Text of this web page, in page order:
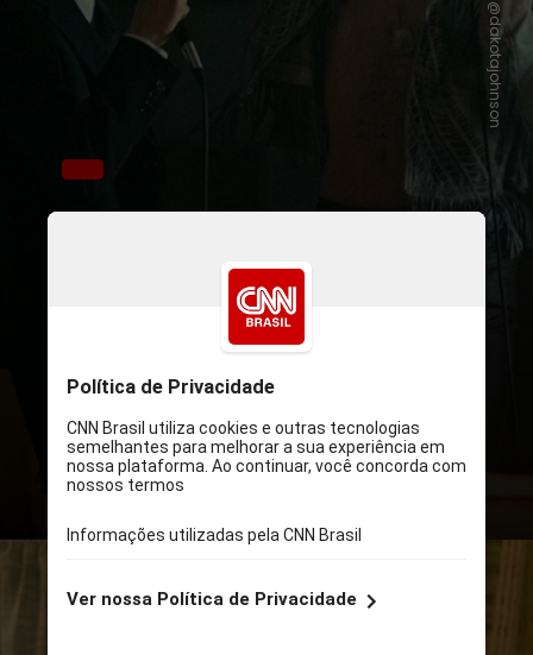
última leva de episódios, a
plataforma compartilhou que a série
está completando cinco anos no mês
@dakotajohnson